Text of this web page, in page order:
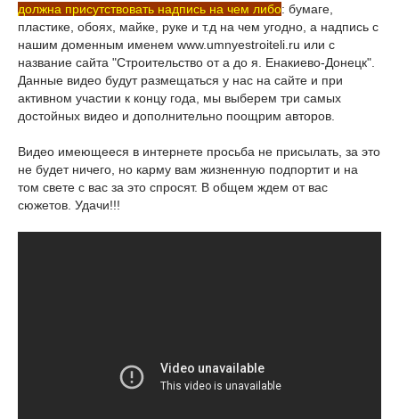
должна присутствовать надпись на чем либо: бумаге,
пластике, обоях, майке, руке и т.д на чем угодно, а надпись с
нашим доменным именем www.umnyestroiteli.ru или с
название сайта "Строительство от а до я. Енакиево-Донецк".
Данные видео будут размещаться у нас на сайте и при
активном участии к концу года, мы выберем три самых
достойных видео и дополнительно поощрим авторов.
Видео имеющееся в интернете просьба не присылать, за это
не будет ничего, но карму вам жизненную подпортит и на
том свете с вас за это спросят. В общем ждем от вас
сюжетов. Удачи!!!